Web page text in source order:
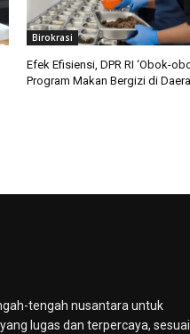
Birokrasi
Efek Efisiensi, DPR RI ‘Obok-
Program Makan Bergizi di
tengah nusantara untuk
lugas dan terpercaya, sesuai